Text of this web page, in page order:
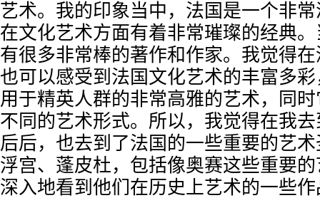
艺术。我的印象当中，法国是一个非
在文化艺术方面有着非常璀璨的经典
有很多非常棒的著作和作家。我觉得
也可以感受到法国文化艺术的丰富多
用于精英人群的非常高雅的艺术，同
不同的艺术形式。所以，我觉得在我
后后，也去到了法国的一些重要的艺
浮宫、蓬皮杜，包括像奥赛这些重要
深入地看到他们在历史上艺术的一些